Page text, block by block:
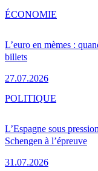
L’euro en mèmes :
billets
27.07.2026
ÉCONOMIE
L’Espagne sous
Schengen à l’épreuve
31.07.2026
POLITIQUE